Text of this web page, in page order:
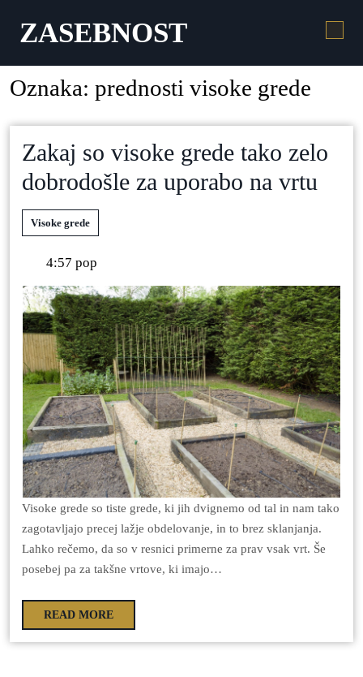
ZASEBNOST
Oznaka: prednosti visoke grede
Zakaj so visoke grede tako zelo
dobrodošle za uporabo na vrtu
Visoke grede
4:57 pop
Visoke grede so tiste grede, ki jih dvignemo od tal in nam tako
zagotavljajo precej lažje obdelovanje, in to brez sklanjanja.
Lahko rečemo, da so v resnici primerne za prav vsak vrt. Še
posebej pa za takšne vrtove, ki imajo…
READ MORE